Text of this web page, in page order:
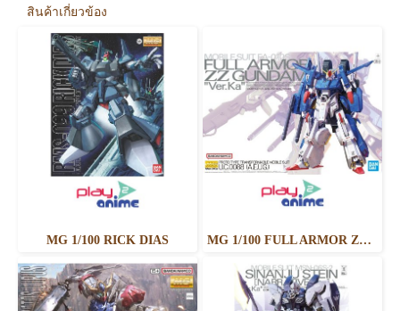
สินค้าเกี่ยวข้อง
MG 1/100 RICK DIAS MG 1/100 FULL ARMOR ZZ GUNDAM Ver.Ka